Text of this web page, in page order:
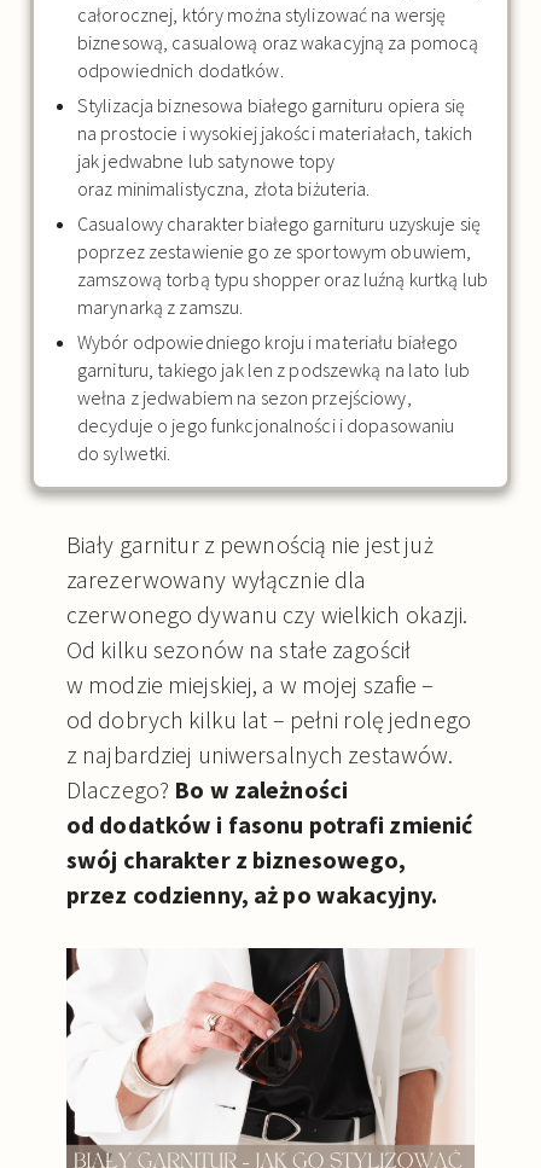
całorocznej, który można stylizować na wersję
biznesową, casualową oraz wakacyjną za pomocą
odpowiednich dodatków.
Stylizacja biznesowa białego garnituru opiera się
na prostocie i wysokiej jakości materiałach, takich
jak jedwabne lub satynowe topy
oraz minimalistyczna, złota biżuteria.
Casualowy charakter białego garnituru uzyskuje się
poprzez zestawienie go ze sportowym obuwiem,
zamszową torbą typu shopper oraz luźną kurtką lub
marynarką z zamszu.
Wybór odpowiedniego kroju i materiału białego
garnituru, takiego jak len z podszewką na lato lub
wełna z jedwabiem na sezon przejściowy,
decyduje o jego funkcjonalności i dopasowaniu
do sylwetki.
Biały garnitur z pewnością nie jest już
zarezerwowany wyłącznie dla
czerwonego dywanu czy wielkich okazji.
Od kilku sezonów na stałe zagościł
w modzie miejskiej, a w mojej szafie –
od dobrych kilku lat – pełni rolę jednego
z najbardziej uniwersalnych zestawów.
Dlaczego? Bo w zależności
od dodatków i fasonu potrafi zmienić
swój charakter z biznesowego,
przez codzienny, aż po wakacyjny.